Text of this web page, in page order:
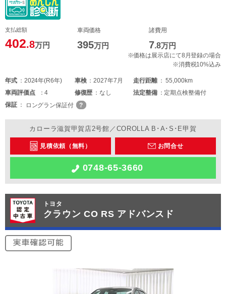
支払総額
402.8万円
車両価格
395万円
諸費用
7.8万円
※価格は展示店にて8月登録の場合
※消費税10%込み
年式 2024年(R6年) 車検 2027年7月 走行距離
55,000km
車両評価点 4 修復歴 なし 法定整備
定期点検整備付
保証
ロングラン保証付
カローラ滋賀甲賀店2号館／COROLLA B･A･S･E甲賀
見積依頼（無料） お問合せ
0748-65-3660
トヨタ
クラウン CO RS アドバンスド